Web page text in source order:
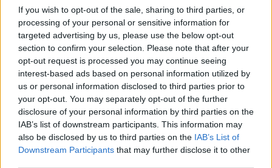
If you wish to opt-out of the sale, sharing to third parties, or
processing of your personal or sensitive information for
targeted advertising by us, please use the below opt-out
section to confirm your selection. Please note that after your
opt-out request is processed you may continue seeing
interest-based ads based on personal information utilized by
us or personal information disclosed to third parties prior to
your opt-out. You may separately opt-out of the further
disclosure of your personal information by third parties on the
IAB’s list of downstream participants. This information may
also be disclosed by us to third parties on the IAB’s List of
Downstream Participants that may further disclose it to other
συνέδριο του ΣΥΡΙΖΑ είπε ότι αυτό θα είναι
προοπτική εξαϋλωσης.
«Η ενότητα πάντα πρέπει να επιδιώκεται αλλά έχει
πολιτικές προϋποθέσεις και πολιτική βάση» τόνισε.